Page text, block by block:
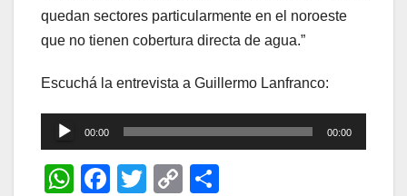
quedan sectores particularmente en el noroeste
que no tienen cobertura directa de agua.”
Escuchá la entrevista a Guillermo Lanfranco:
Reproductor
de
audio
00:00 00:00
W F
T
C